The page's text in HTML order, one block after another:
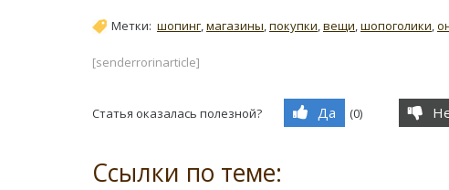
Метки: шопинг,магазины,покупки,вещи,шопоголики,
[senderrorinarticle]
Статья оказалась полезной? Да (0)
Ссылки по теме: